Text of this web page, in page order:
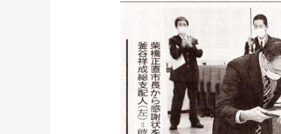
防
カ
メ
ラ
関